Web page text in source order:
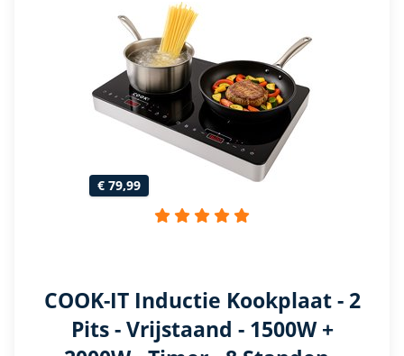
€ 79,99
COOK-IT Inductie Kookplaat - 2
Pits - Vrijstaand - 1500W +